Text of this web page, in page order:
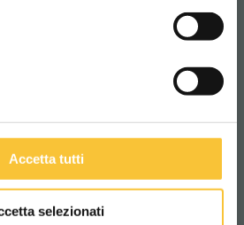
Accetta tutti
selezionati